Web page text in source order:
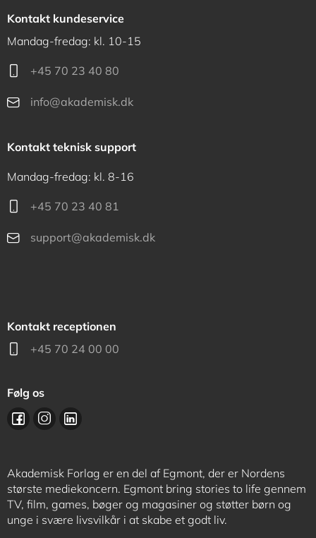
Kontakt kundeservice
Mandag-fredag: kl. 10-15
+45 70 23 40 80
info@akademisk.dk
Kontakt teknisk support
Mandag-fredag: kl. 8-16
+45 70 23 40 81
support@akademisk.dk
Kontakt receptionen
+45 70 24 00 00
Følg os
Akademisk Forlag er en del af Egmont, der er Nordens
største mediekoncern. Egmont bring stories to life gennem
TV, film, games, bøger og magasiner og støtter børn og
unge i svære livsvilkår i at skabe et godt liv.